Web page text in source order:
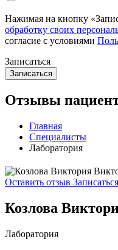
Нажимая на кнопку
обработку своих
согласие с условиями
Записаться
Отзывы
Главная
Специалисты
Лаборатория
Оставить отзыв Записаться
Козлова
Лаборатория